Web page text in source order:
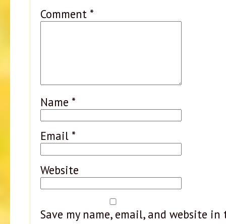
Comment *
Name *
Email *
Website
Save my name, email, and website